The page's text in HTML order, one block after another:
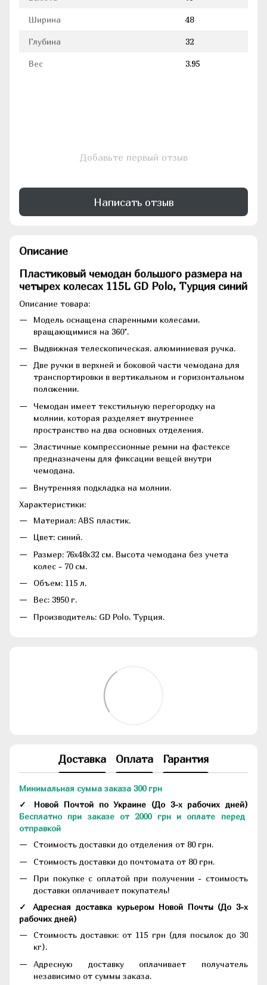
Ширина 48
Глубина 32
Вес 3.95
Добавьте первый отзыв
Написать отзыв
Описание
Пластиковый чемодан большого размера на
четырех колесах 115L GD Polo, Турция синий
Описание товара:
Модель оснащена спаренными колесами,
вращающимися на 360°.
Выдвижная телескопическая, алюминиевая ручка.
Две ручки в верхней и боковой части чемодана для
транспортировки в вертикальном и горизонтальном
положении.
Чемодан имеет текстильную перегородку на
молнии, которая разделяет внутреннее
пространство на два основных отделения.
Эластичные компрессионные ремни на фастексе
предназначены для фиксации вещей внутри
чемодана.
Внутренняя подкладка на молнии.
Характеристики:
Материал: ABS пластик.
Цвет: синий.
Размер: 76х48х32 см. Высота чемодана без учета
колес - 70 см.
Объем: 115 л.
Вес: 3950 г.
Производитель: GD Polo, Турция.
Доставка Оплата Гарантия
Минимальная сумма заказа 300 грн
✓ Новой Почтой по Украине (До 3-х рабочих дней)
Бесплатно при заказе от 2000 грн и оплате перед
отправкой
Стоимость доставки до отделения от 80 грн.
Стоимость доставки до почтомата от 80 грн.
При покупке с оплатой при получении - стоимость
доставки оплачивает покупатель!
✓ Адресная доставка курьером Новой Почты (До 3-х
рабочих дней)
Стоимость доставки: от 115 грн (для посылок до 30
кг).
Адресную доставку оплачивает получатель
независимо от суммы заказа.